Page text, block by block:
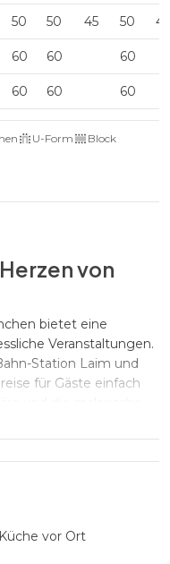
50 50 45 50
60 60 60
60 60 60
U-Form
Block
von
bietet eine
Veranstaltungen.
Station Laim und
für Gäste einfach
für
und Weihnachtsfeiern.
mit bayerischer
unvergleichliches
Küche vor Ort